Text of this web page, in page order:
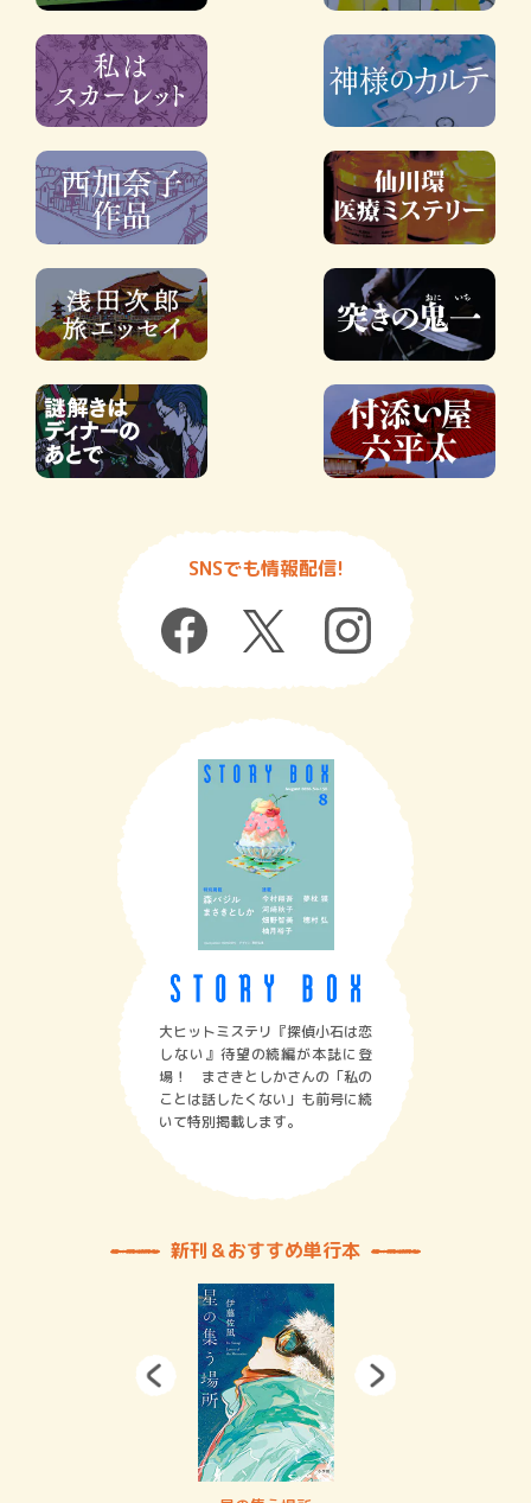
SNSでも情報配信!
大ヒットミステリ『探偵小石は恋
しない』待望の続編が本誌に登
場！ まさきとしかさんの「私の
ことは話したくない」も前号に続
いて特別掲載します。
新刊＆おすすめ単行本